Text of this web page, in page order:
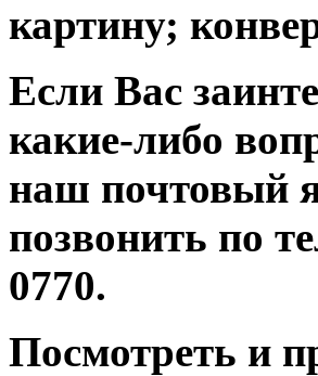
картину;
Если Вас
какие-либо
наш почтовый
позвонить по
0770.
Посмотреть и